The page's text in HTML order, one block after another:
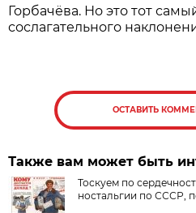
Горбачёва. Но это тот
сослагательного
ОСТАВИТЬ
Также вам может быть
Тоскуем по
ностальгии по СССР,